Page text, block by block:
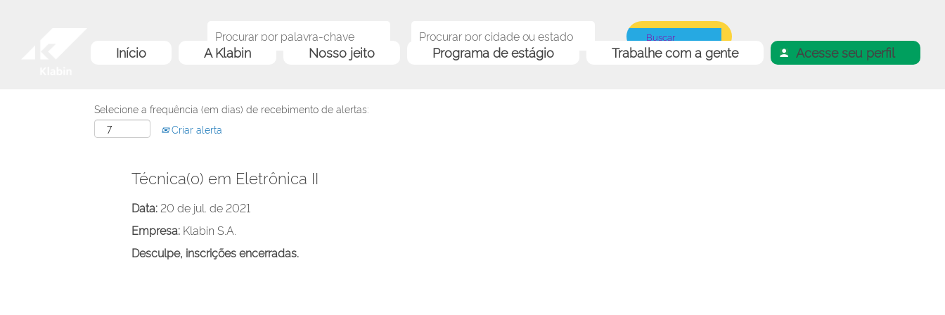
Início A Klabin Nosso jeito Programa de estágio Trabalhe com a gente Acesse seu perfil
Selecione a frequência (em dias) de recebimento de alertas:
Criar alerta
Técnica(o) em Eletrônica II
Data: 20 de jul. de 2021
Empresa: Klabin S.A.
Desculpe, inscrições encerradas.